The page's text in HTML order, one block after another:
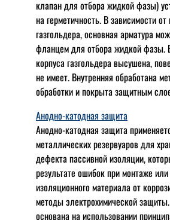
клапан для отбора жидкой фазы)
на герметичность. В зависимости
газгольдера, основная арматура
фланцем для отбора жидкой фазы.
корпуса газгольдера высушена,
не имеет. Внутренняя обработана
обработки и покрыта защитным
Анодно-катодная защита
Анодно-катодная защита
металлических резервуаров для
дефекта пассивной изоляции,
результате ошибок при монтаже
изоляционного материала от
методы электрохимической
основана на использовании